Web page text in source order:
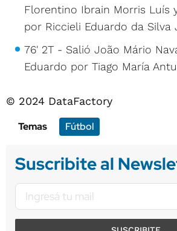
Florentino Ibrain Morris Luís
por Riccieli Eduardo da Silva
76' 2T - Salió João Mário
Eduardo por Tiago María
© 2024 DataFactory
Temas
Fútbol
Suscribite al